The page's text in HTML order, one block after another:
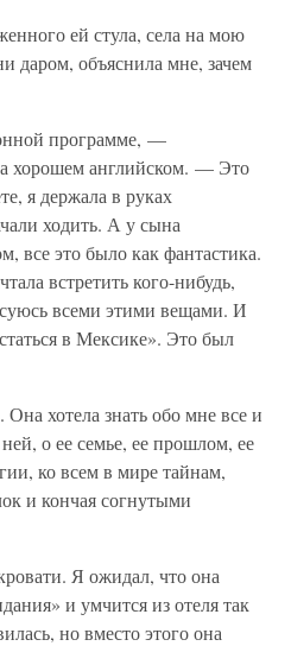
ей стула, села на мою
даром, объяснила мне, зачем
программе, —
хорошем английском. — Это
я держала в руках
ходить. А у сына
все это было как фантастика.
встретить кого-нибудь,
всеми этими вещами. И
в Мексике». Это был
хотела знать обо мне все и
о ее семье, ее прошлом, ее
ко всем в мире тайнам,
и кончая согнутыми
Я ожидал, что она
и умчится из отеля так
но вместо этого она